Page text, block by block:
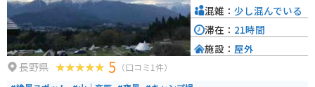
長野県 5 （口コミ1件）
混雑： 少し混んでいる
滞在： 21時間
施設： 屋外